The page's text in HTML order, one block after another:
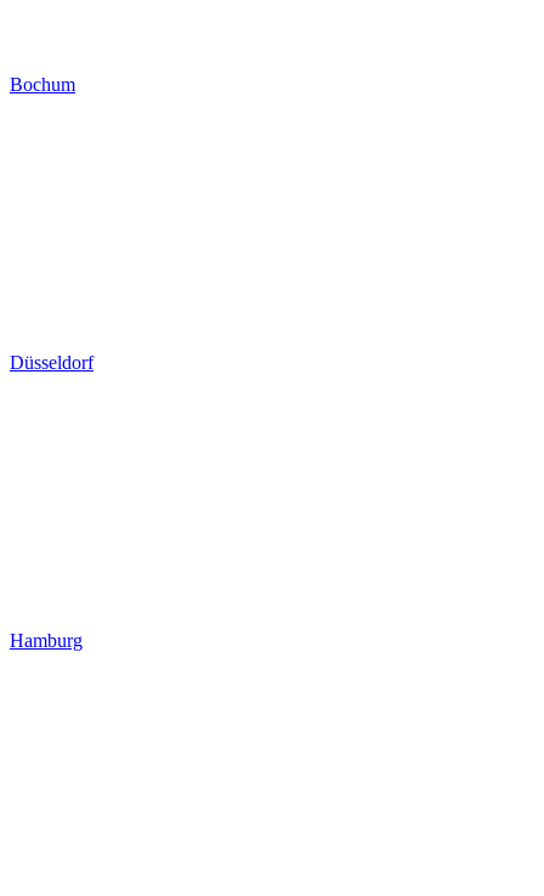
Bochum
Düsseldorf
Hamburg